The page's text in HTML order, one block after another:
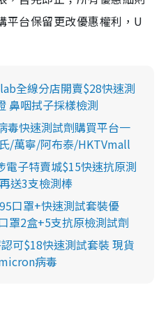
平台保留更改優惠權利，U
全線分店開賣$28快速測
鼻咽拭子採樣檢測
毒快速測試劑購買平台一
/萬寧/阿布泰/HKTVmall
電子特賣城$15快速抗原測
送3支檢測棒
口罩+快速測試套裝優
罩2盒+5支抗原檢測試劑
可$18快速測試套裝 現貨
病毒